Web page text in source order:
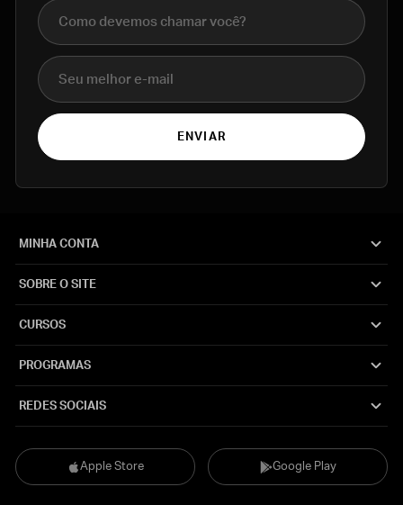
Nome completo
E-mail
ENVIAR
Apple Store Google Play
MINHA CONTA
SOBRE O SITE
CURSOS
PROGRAMAS
REDES SOCIAIS